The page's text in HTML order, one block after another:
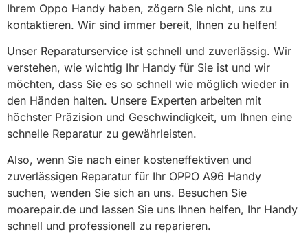
Ihrem Oppo Handy haben, zögern Sie nicht, uns zu
kontaktieren. Wir sind immer bereit, Ihnen zu helfen!
Unser Reparaturservice ist schnell und zuverlässig. Wir
verstehen, wie wichtig Ihr Handy für Sie ist und wir
möchten, dass Sie es so schnell wie möglich wieder in
den Händen halten. Unsere Experten arbeiten mit
höchster Präzision und Geschwindigkeit, um Ihnen eine
schnelle Reparatur zu gewährleisten.
Also, wenn Sie nach einer kosteneffektiven und
zuverlässigen Reparatur für Ihr OPPO A96 Handy
suchen, wenden Sie sich an uns. Besuchen Sie
moarepair.de und lassen Sie uns Ihnen helfen, Ihr Handy
schnell und professionell zu reparieren.